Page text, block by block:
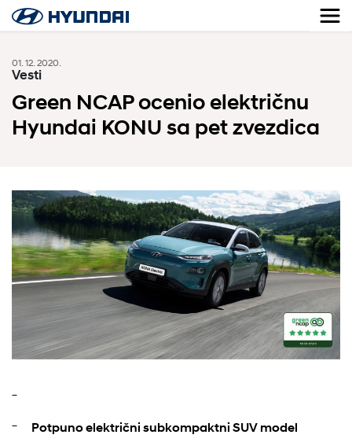
01. 12. 2020.
Vesti
Green NCAP ocenio električnu
Hyundai KONU sa pet zvezdica
Potpuno električni subkompaktni SUV model